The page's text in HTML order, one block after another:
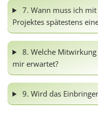
7. Wann muss ich
Projektes spätestens
8. Welche
mir erwartet?
9. Wird das